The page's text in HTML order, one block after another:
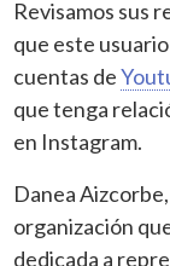
Revisamos sus
que este
cuentas de
que tenga
en Instagram.
Danea Aizcorbe,
organización
dedicada a